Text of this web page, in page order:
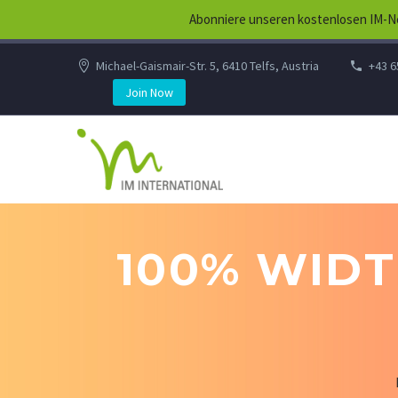
Michael-Gaismair-Str. 5, 6410 Telfs, Austria +43
Join Now
100%
Abonniere unseren kostenlosen IM-